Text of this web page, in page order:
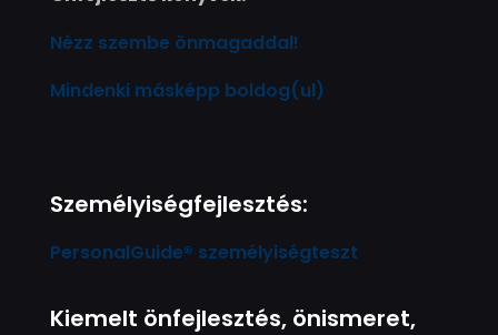
Nézz szembe önmagaddal!
Mindenki másképp boldog(ul)
Személyiségfejlesztés:
PersonalGuide® személyiségteszt
Kiemelt önfejlesztés, önismeret,